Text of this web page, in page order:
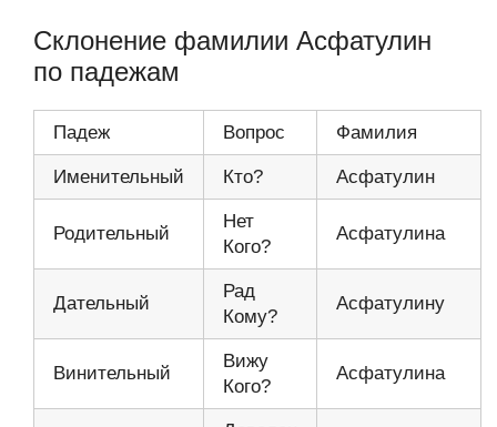
Склонение фамилии Асфатулин
по падежам
Падеж Вопрос Фамилия
Именительный Кто? Асфатулин
Родительный
Нет
Кого?
Асфатулина
Дательный
Рад
Кому?
Асфатулину
Винительный
Вижу
Кого?
Асфатулина